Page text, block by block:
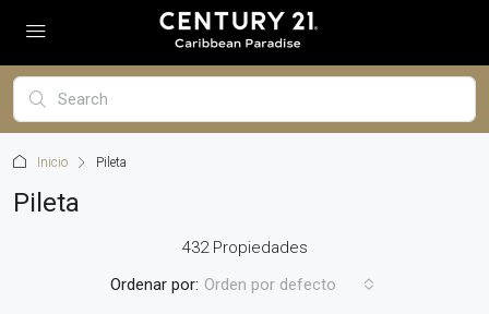
Inicio Pileta
Pileta
432 Propiedades
Ordenar por: Orden por defecto